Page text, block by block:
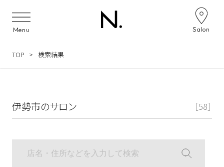
Menu Salon
TOP 検索結果
伊勢市のサロン ［58］
サロン検索ナビゲーション